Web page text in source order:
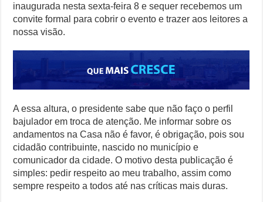
inaugurada nesta sexta-feira 8 e sequer recebemos um
convite formal para cobrir o evento e trazer aos leitores a
nossa visão.
A essa altura, o presidente sabe que não faço o perfil
bajulador em troca de atenção. Me informar sobre os
andamentos na Casa não é favor, é obrigação, pois sou
cidadão contribuinte, nascido no município e
comunicador da cidade. O motivo desta publicação é
simples: pedir respeito ao meu trabalho, assim como
sempre respeito a todos até nas críticas mais duras.